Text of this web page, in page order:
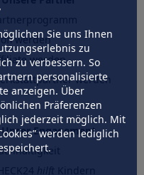
Sie uns Ihnen
zu
zu verbessern. So
personalisierte
anzeigen. Über
Präferenzen
jederzeit möglich. Mit
werden lediglich
werden
werden
werden
Unser Engagement